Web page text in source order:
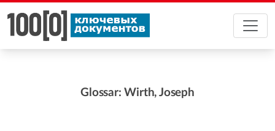
Glossar: Wirth, Joseph